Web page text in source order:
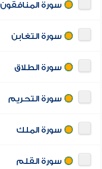
سورة المنافقون
سورة التغابن
سورة الطلاق
سورة التحريم
سورة الملك
سورة القلم